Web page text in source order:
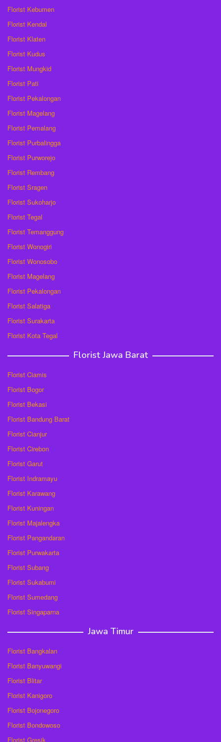
Florist Kebumen
Florist Kendal
Florist Klaten
Florist Kudus
Florist Mungkid
Florist Pati
Florist Pekalongan
Florist Magelang
Florist Pemalang
Florist Purbalingga
Florist Purworejo
Florist Rembang
Florist Sragen
Florist Sukoharjo
Florist Tegal
Florist Temanggung
Florist Wonogiri
Florist Wonosobo
Florist Magelang
Florist Pekalongan
Florist Salatiga
Florist Surakarta
Florist Kota Tegal
Florist Jawa Barat
Florist Ciamis
Florist Bogor
Florist Bekasi
Florist Bandung Barat
Florist Cianjur
Florist Cirebon
Florist Garut
Florist Indramayu
Florist Karawang
Florist Kuningan
Florist Majalengka
Florist Pangandaran
Florist Purwakarta
Florist Subang
Florist Sukabumi
Florist Sumedang
Florist Singaparna
Jawa Timur
Florist Bangkalan
Florist Banyuwangi
Florist Blitar
Florist Kanigoro
Florist Bojonegoro
Florist Bondowoso
Florist Gresik